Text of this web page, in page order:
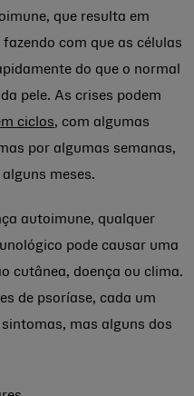
que resulta em
com que as células
do que o normal
pele. As crises podem
ciclos, com algumas
por algumas semanas,
meses.
autoimune, qualquer
pode causar uma
cutânea, doença ou clima.
de psoríase, cada um
mas alguns dos